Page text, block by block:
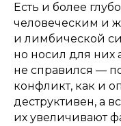
Есть и более
человеческим и
и лимбической
но носил для них
не справился —
конфликт, как и
деструктивен, а
их увеличивают